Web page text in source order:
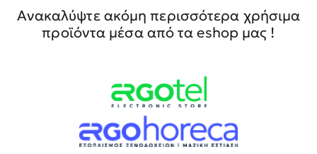
Ανακαλύψτε ακόμη περισσότερα χρήσιμα
προϊόντα μέσα από τα eshop μας !